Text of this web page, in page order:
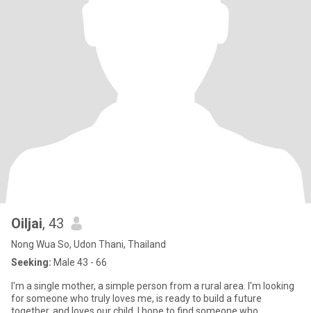
Oiljai, 43
Nong Wua So, Udon Thani, Thailand
Seeking: Male 43 - 66
I'm a single mother, a simple person from a rural area. I'm looking
for someone who truly loves me, is ready to build a future